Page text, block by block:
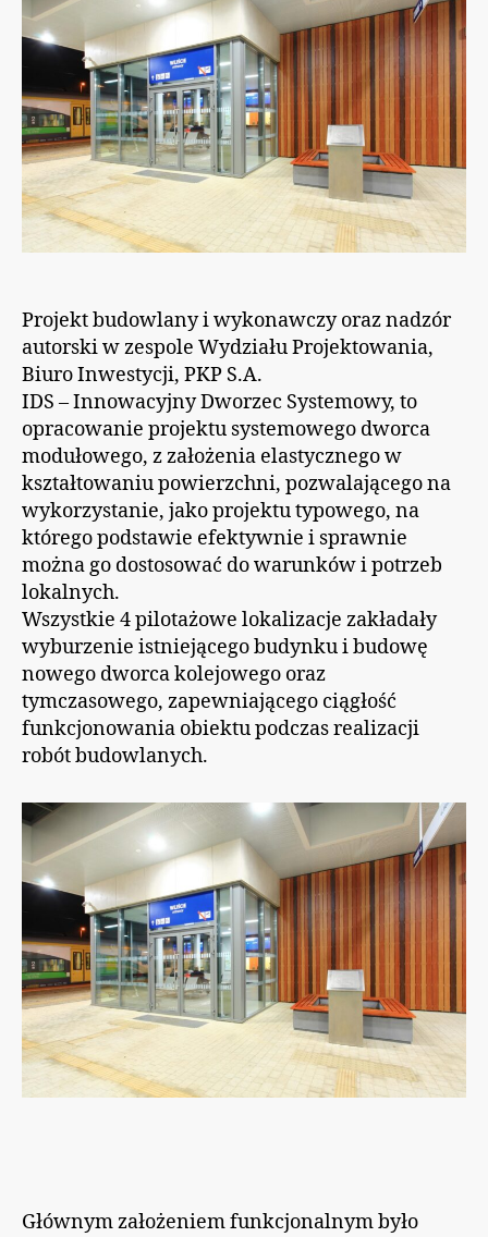
Projekt budowlany i wykonawczy oraz nadzór
autorski w zespole Wydziału Projektowania,
Biuro Inwestycji, PKP S.A.
IDS – Innowacyjny Dworzec Systemowy, to
opracowanie projektu systemowego dworca
modułowego, z założenia elastycznego w
kształtowaniu powierzchni, pozwalającego na
wykorzystanie, jako projektu typowego, na
którego podstawie efektywnie i sprawnie
można go dostosować do warunków i potrzeb
lokalnych.
Wszystkie 4 pilotażowe lokalizacje zakładały
wyburzenie istniejącego budynku i budowę
nowego dworca kolejowego oraz
tymczasowego, zapewniającego ciągłość
funkcjonowania obiektu podczas realizacji
robót budowlanych.
Głównym założeniem funkcjonalnym było